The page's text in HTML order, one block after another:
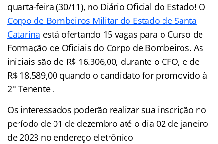
quarta-feira (30/11), no Diário Oficial do Estado! O
Corpo de Bombeiros Militar do Estado de Santa
Catarina está ofertando 15 vagas para o Curso de
Formação de Oficiais do Corpo de Bombeiros. As
iniciais são de R$ 16.306,00, durante o CFO, e de
R$ 18.589,00 quando o candidato for promovido à
2° Tenente .
Os interessados poderão realizar sua inscrição no
período de 01 de dezembro até o dia 02 de janeiro
de 2023 no endereço eletrônico